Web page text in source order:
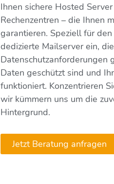
Ihnen sichere Hosted
Rechenzentren – die Ihnen
garantieren. Speziell für
dedizierte Mailserver ein,
Datenschutzanforderungen
Daten geschützt sind und
funktioniert. Konzentrieren
wir kümmern uns um die
Hintergrund.
Jetzt Beratung anfragen